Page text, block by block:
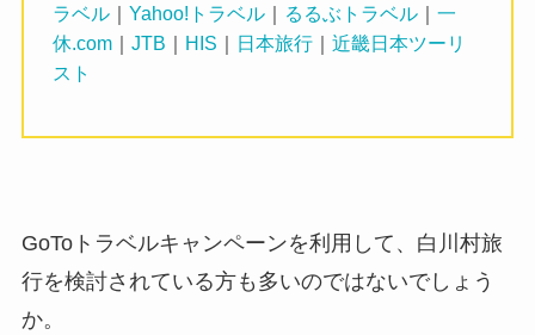
ラベル ｜Yahoo!トラベル ｜ るるぶトラベル ｜一
休.com ｜JTB ｜ HIS ｜ 日本旅行 ｜近畿日本ツーリ
スト
GoToトラベルキャンペーンを利用して、白川村旅
行を検討されている方も多いのではないでしょう
か。